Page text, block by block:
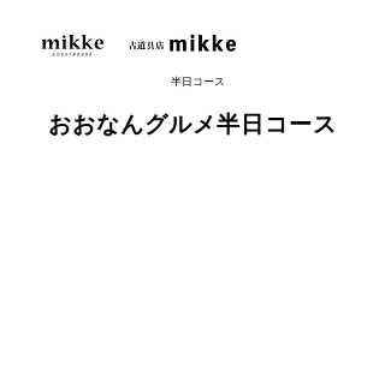
半日コース
おおなんグルメ半日コース